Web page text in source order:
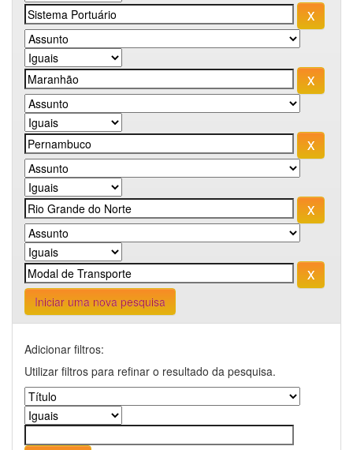
Iniciar uma nova pesquisa
Adicionar filtros:
Utilizar filtros para refinar o resultado da pesquisa.